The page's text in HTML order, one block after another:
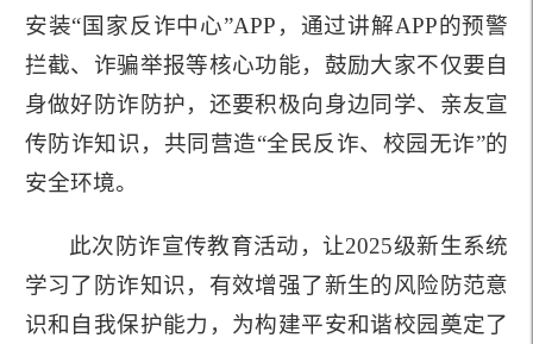
安装“国家反诈中心”APP，通过讲解APP的预警
拦截、诈骗举报等核心功能，鼓励大家不仅要自
身做好防诈防护，还要积极向身边同学、亲友宣
传防诈知识，共同营造“全民反诈、校园无诈”的
安全环境。
此次防诈宣传教育活动，让2025级新生系统
学习了防诈知识，有效增强了新生的风险防范意
识和自我保护能力，为构建平安和谐校园奠定了